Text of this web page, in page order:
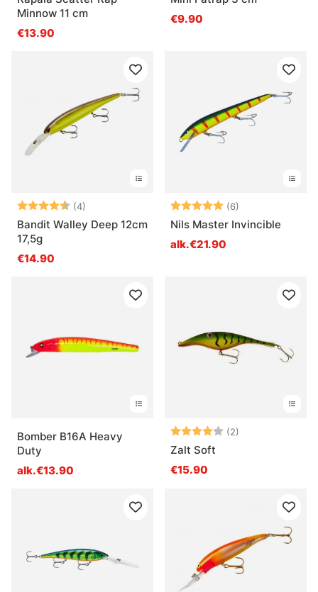
Minnow 11 cm
€13.90
€9.90
Arvio: (4)
4.3 5:sta tähdestä
Bandit Walley Deep 12cm
17,5g
€14.90
Arvio: (6)
Nils Master Invincible
alk.€21.90
Bomber B16A Heavy
Duty
alk.€13.90
Arvio: (2)
Zalt Soft
€15.90